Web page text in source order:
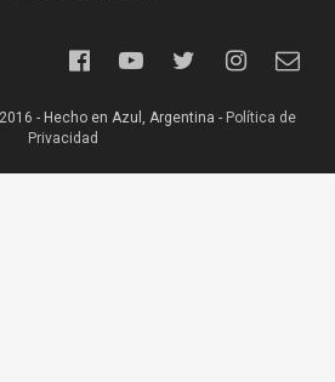
- Hecho en Azul, Argentina - Política de
Privacidad